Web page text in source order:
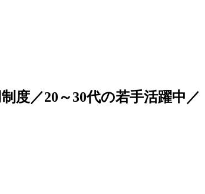
度／20～30代の若手活躍中／